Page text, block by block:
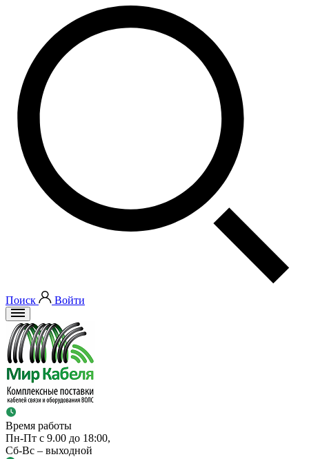
Поиск Войти
Время работы
Пн-Пт с 9.00 до 18:00,
Сб-Вс – выходной